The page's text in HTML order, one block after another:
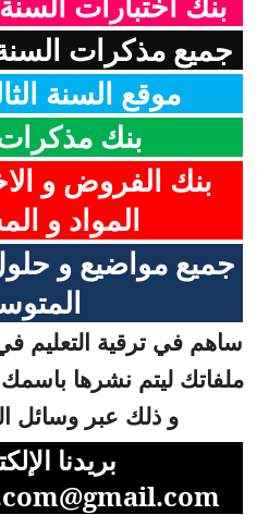
بنك اختبارات
جميع مذكرات
موقع السنة
بنك مذكرات
بنك الفروض و
المواد و
جميع مواضيع و
ساهم في ترقية التعليم
ملفاتك ليتم نشرها باسمك
و ذلك عبر وسائل
بريدنا